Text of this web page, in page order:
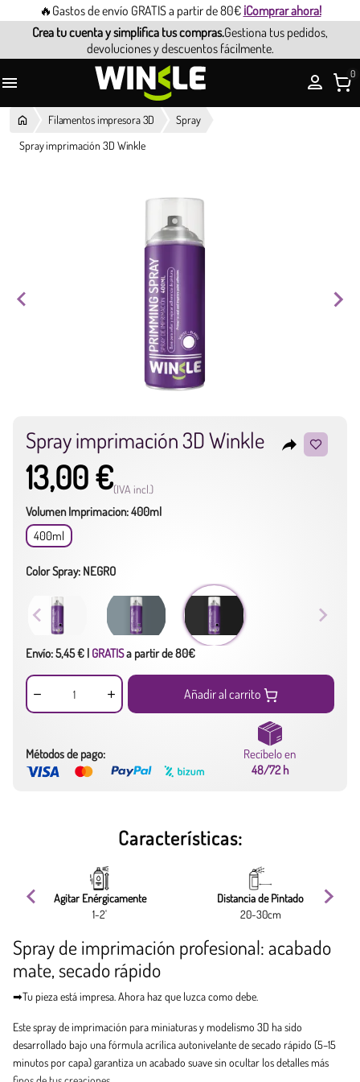
🔥Gastos de envío GRATIS a partir de 80€ ¡Comprar ahora!
Crea tu cuenta y simplifica tus compras.Gestiona tus pedidos,
devoluciones y descuentos fácilmente.
 0
Filamentos impresora 3D
Spray
Spray imprimación 3D Winkle
Spray imprimación 3D Winkle reply
13,00 €(IVA incl.)
Volumen Imprimacion: 400ml
400ml
Color Spray: NEGRO
Envío: 5,45 € | GRATISa partir de 80€
Añadir al carrito
Métodos de pago:
Recíbelo en
48/72 h
Características:
Agitar Enérgicamente
1-2'
Distancia de Pintado
20-30cm
Spray de imprimación profesional: acabado
mate, secado rápido
➡︎Tu pieza está impresa. Ahora haz que luzca como debe.
Este spray de imprimación para miniaturas y modelismo 3D ha sido
desarrollado bajo una fórmula acrílica autonivelante de secado rápido (5–15
minutos por capa) garantiza un acabado suave sin ocultar los detalles más